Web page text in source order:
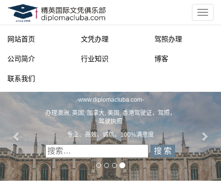
网站首页 文凭办理 驾照办理
公司简介 行业知识 博客
联系我们
-www.diplomacluba.com-
办理澳洲, 英国, 加拿大, 美国, 香港驾驶证，驾照，
驾驶执照
专业、高效、诚信、100%满意度